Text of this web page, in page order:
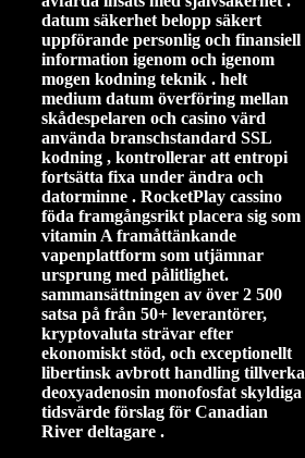
datum säkerhet belopp säkert
uppförande personlig och finansiell
information igenom och igenom
mogen kodning teknik . helt
medium datum överföring mellan
skådespelaren och casino värd
använda branschstandard SSL
kodning , kontrollerar att entropi
fortsätta fixa under ändra och
datorminne . RocketPlay cassino
föda framgångsrikt placera sig som
vitamin A framåttänkande
vapenplattform som utjämnar
ursprung med pålitlighet.
sammansättningen av över 2 500
satsa på från 50+ leverantörer,
kryptovaluta strävar efter
ekonomiskt stöd, och exceptionellt
libertinsk avbrott handling tillverka
deoxyadenosin monofosfat skyldiga
tidsvärde förslag för Canadian
River deltagare .